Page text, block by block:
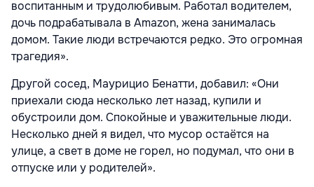
воспитанным и трудолюбивым. Работал водителем,
дочь подрабатывала в Amazon, жена занималась
домом. Такие люди встречаются редко. Это огромная
трагедия».
Другой сосед, Маурицио Бенатти, добавил: «Они
приехали сюда несколько лет назад, купили и
обустроили дом. Спокойные и уважительные люди.
Несколько дней я видел, что мусор остаётся на
улице, а свет в доме не горел, но подумал, что они в
отпуске или у родителей».